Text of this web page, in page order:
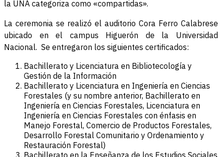
la UNA categoriza como «compartidas».
La ceremonia se realizó el auditorio Cora Ferro Calabrese
ubicado en el campus Higuerón de la Universidad
Nacional. Se entregaron los siguientes certificados:
Bachillerato y Licenciatura en Bibliotecología y
Gestión de la Información
Bachillerato y Licenciatura en Ingeniería en Ciencias
Forestales (y su nombre anterior, Bachillerato en
Ingeniería en Ciencias Forestales, Licenciatura en
Ingeniería en Ciencias Forestales con énfasis en
Manejo Forestal, Comercio de Productos Forestales,
Desarrollo Forestal Comunitario y Ordenamiento y
Restauración Forestal)